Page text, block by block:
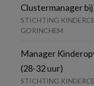
Clustermanager
STICHTING
GORINCHEM
Manager
(28-32 uur)
STICHTING